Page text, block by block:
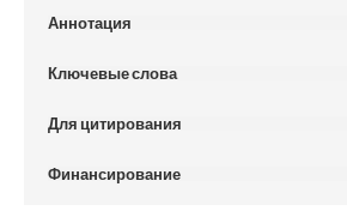
Аннотация
Ключевые слова
Для цитирования
Финансирование